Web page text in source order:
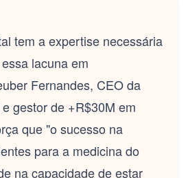
tem a expertise necessária
lacuna em
Fernandes, CEO da
gestor de +R$30M em
que "o sucesso na
para a medicina do
na capacidade de estar